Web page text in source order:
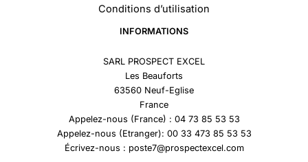
Conditions d’utilisation
INFORMATIONS
SARL PROSPECT EXCEL
Les Beauforts
63560 Neuf-Eglise
France
Appelez-nous (France) : 04 73 85 53 53
Appelez-nous (Etranger): 00 33 473 85 53 53
Écrivez-nous : poste7@prospectexcel.com